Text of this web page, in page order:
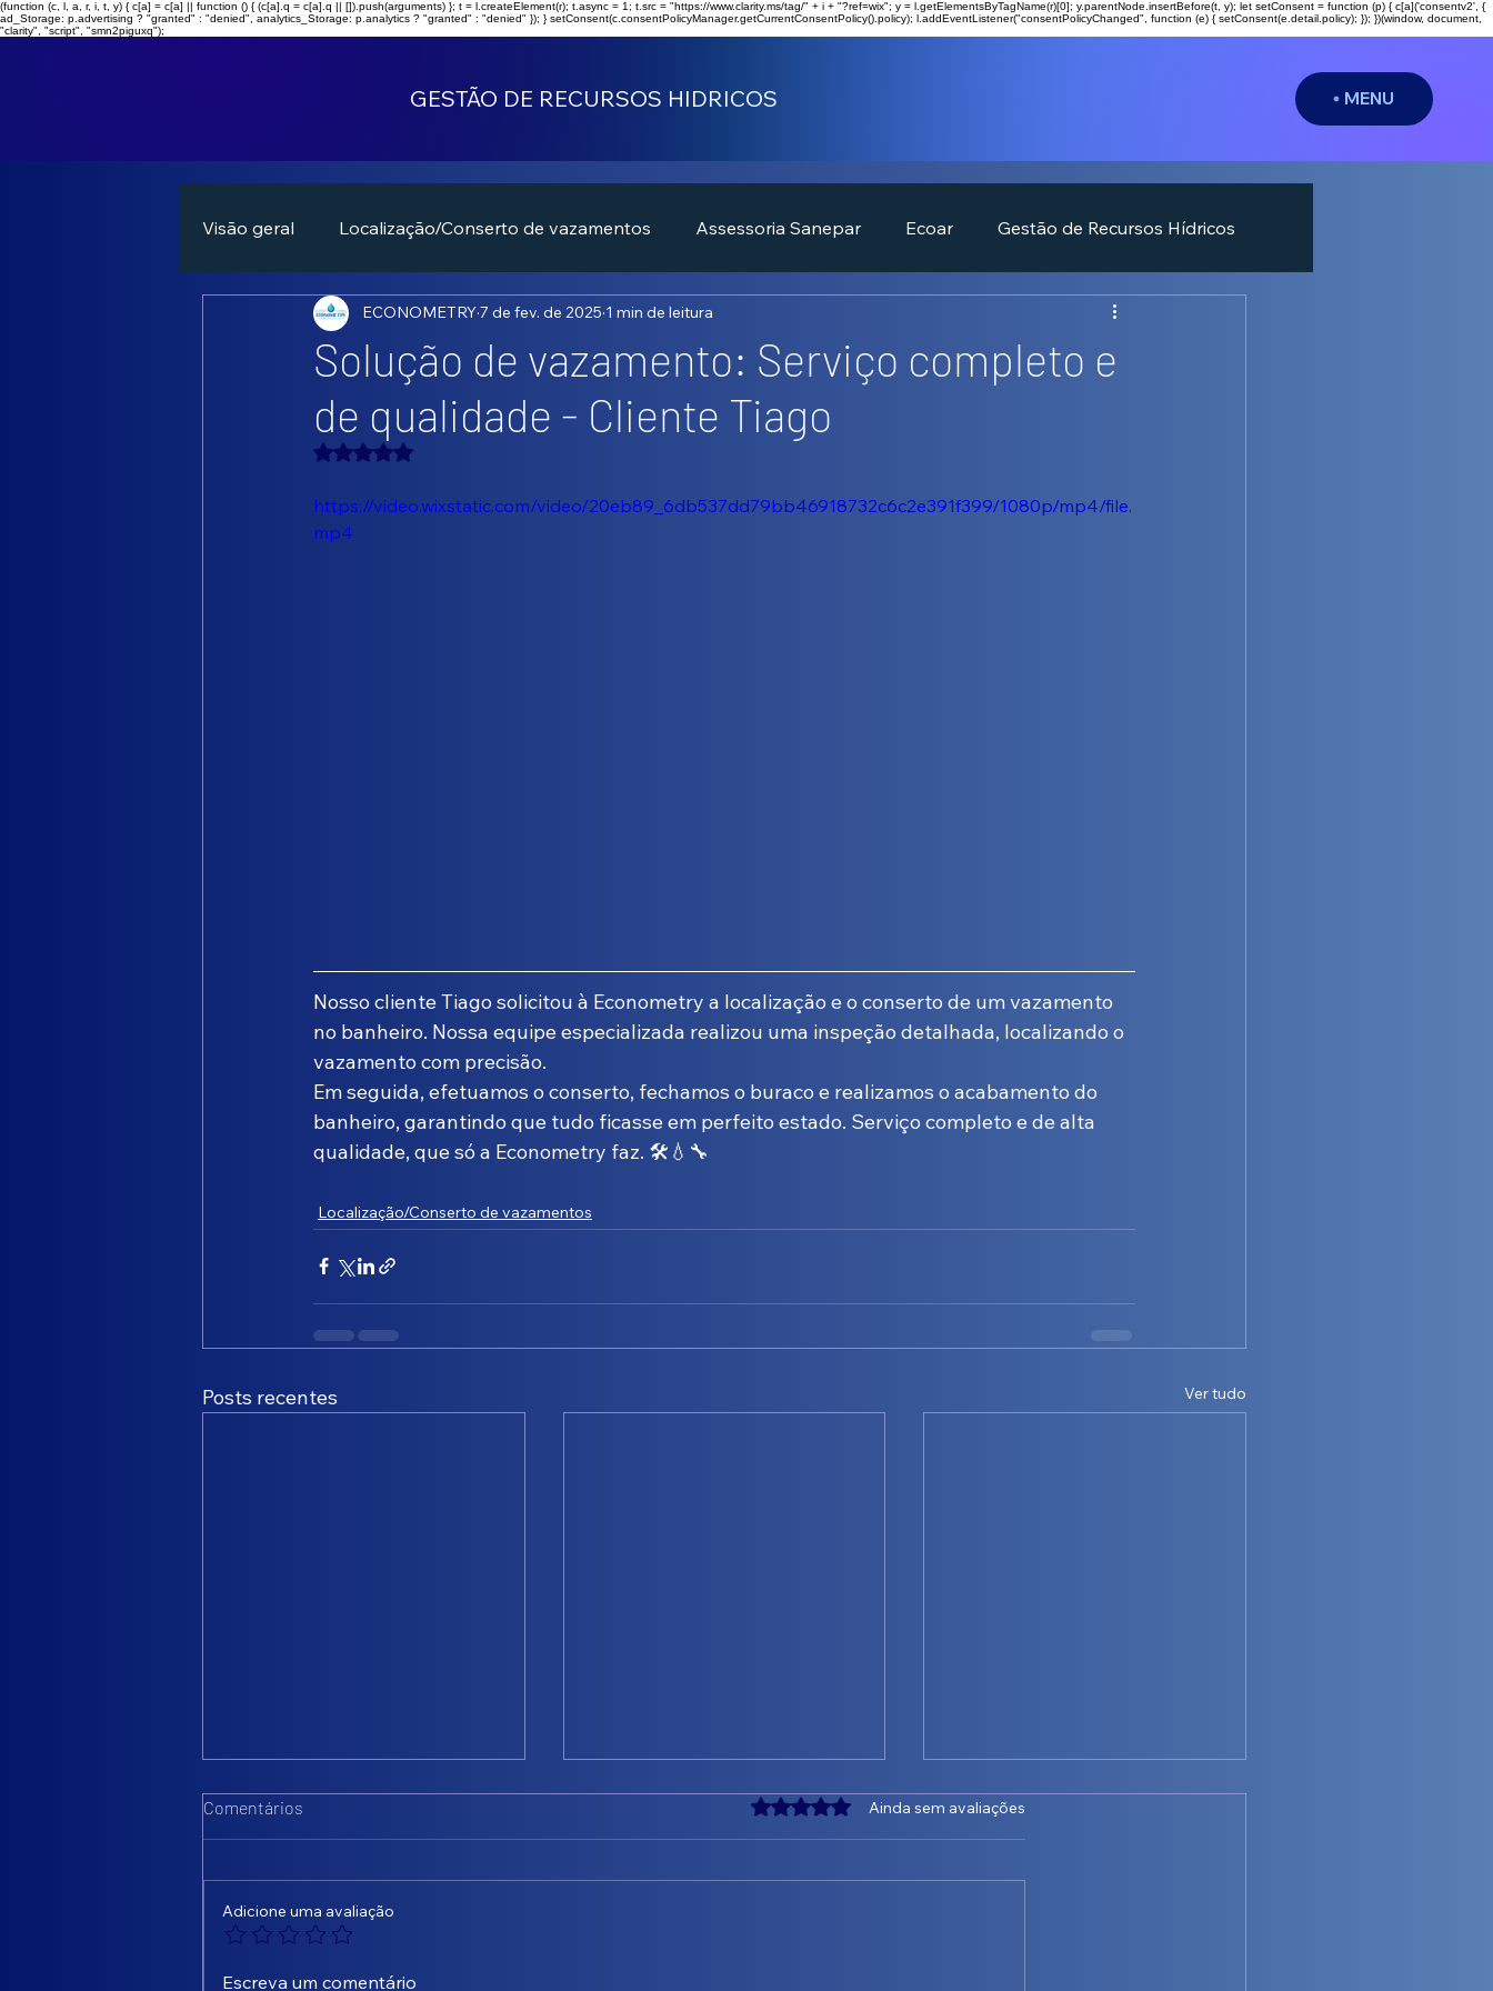
(function (c, l, a, r, i, t, y) { c[a] = c[a] || function () { (c[a].q = c[a].q || []).push(arguments) }; t = l.createElement(r); t.async = 1; t.src = "https://www.clarity.ms/tag/" + i + "?ref=wix"; y = l.getElementsByTagName(r)[0]; y.parentNode.insertBefore(t, y); let setConsent = function (p) { c[a]('consentv2', {
ad_Storage: p.advertising ? "granted" : "denied", analytics_Storage: p.analytics ? "granted" : "denied" }); } setConsent(c.consentPolicyManager.getCurrentConsentPolicy().policy); l.addEventListener("consentPolicyChanged", function (e) { setConsent(e.detail.policy); }); })(window, document,
"clarity", "script", "smn2piguxq");
GESTÃO DE RECURSOS HIDRICOS MENU
Visão geral Localização/Conserto de vazamentos Assessoria Sanepar Ecoar Gestão de Recursos Hídricos
Solução de vazamento: Serviço completo e
de qualidade - Cliente Tiago
ECONOMETRY7 de fev. de 2025 1 min de leitura
Avaliado com NaN de 5 estrelas.
https://video.wixstatic.com/video/20eb89_6db537dd79bb46918732c6c2e391f399/1080p/mp4/file.
mp4
Nosso cliente Tiago solicitou à Econometry a localização e o conserto de um vazamento
no banheiro. Nossa equipe especializada realizou uma inspeção detalhada, localizando o
vazamento com precisão.
Em seguida, efetuamos o conserto, fechamos o buraco e realizamos o acabamento do
banheiro, garantindo que tudo ficasse em perfeito estado. Serviço completo e de alta
qualidade, que só a Econometry faz. 🛠️💧🔧
Localização/Conserto de vazamentos
Posts recentes Ver tudo
Transforme desperdício em
Comentários Avaliado com 0 de 5 estrelas.
Ainda sem avaliações
Adicione uma avaliação
Escreva um comentário